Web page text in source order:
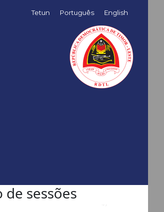
English
Português
Tetun
de sessões